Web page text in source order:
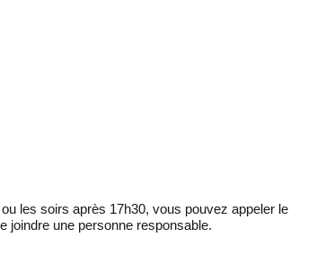
les soirs après 17h30, vous pouvez appeler le
joindre une personne responsable.